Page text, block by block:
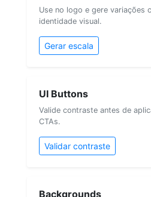
Use no logo e gere variações
identidade visual.
Gerar escala
UI Buttons
Valide contraste antes de
CTAs.
Validar contraste
Backgrounds